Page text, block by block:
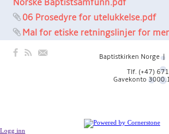
Norske Baptistsamfunn.pdf
06 Prosedyre for utelukkelse.pdf
Mal for etiske retningslinjer for
Baptistkirken Norge |
Tlf. (+47)
Gavekonto
Logg inn